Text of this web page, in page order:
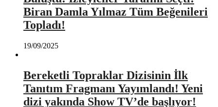
Biran Damla Yılmaz Tüm Beğenileri
Topladı!
19/09/2025
Bereketli Topraklar Dizisinin İlk
Tanıtım Fragmanı Yayımlandı! Yeni
dizi yakında Show TV’de başlıyor!